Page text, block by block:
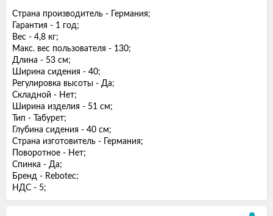
Страна производитель - Германия;
Гарантия - 1 год;
Вес - 4,8 кг;
Макс. вес пользователя - 130;
Длина - 53 см;
Ширина сидения - 40;
Регулировка высоты - Да;
Складной - Нет;
Ширина изделия - 51 см;
Тип - Табурет;
Глубина сидения - 40 см;
Страна изготовитель - Германия;
Поворотное - Нет;
Спинка - Да;
Бренд - Rebotec;
НДС - 5;